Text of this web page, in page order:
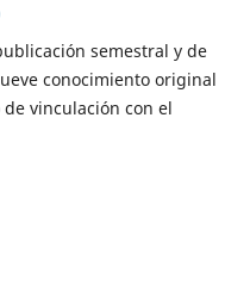
semestral y de
conocimiento original
vinculación con el